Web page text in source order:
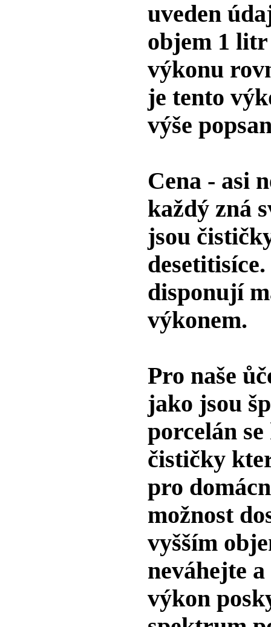
uveden
objem 1
výkonu
je tento
výše
Cena - asi
každý zná
jsou
disponují
výkonem.
Pro naše
jako jsou
porcelán
čističky
pro
možnost
vyšším
neváhejte
výkon